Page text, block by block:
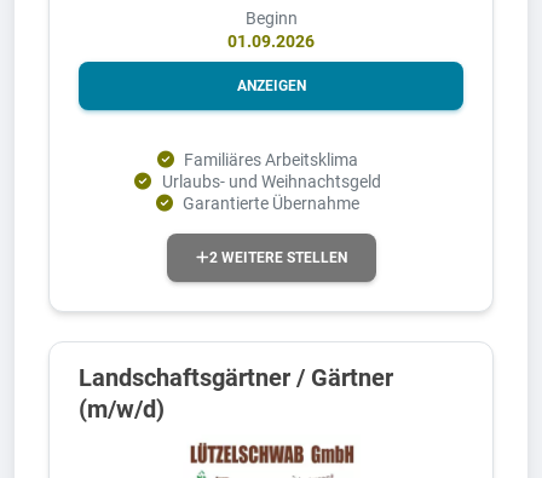
Beginn
01.09.2026
ANZEIGEN
Familiäres Arbeitsklima
Urlaubs- und Weihnachtsgeld
Garantierte Übernahme
2 WEITERE STELLEN
Landschaftsgärtner / Gärtner
(m/w/d)